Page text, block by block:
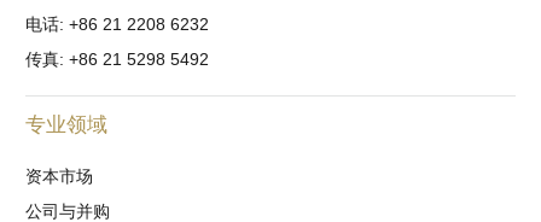
电话: +86 21 2208 6232
传真: +86 21 5298 5492
专业领域
资本市场
公司与并购